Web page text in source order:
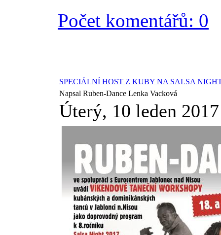
Počet komentářů: 0
SPECIÁLNÍ HOST Z KUBY NA SALSA
Napsal Ruben-Dance Lenka Vacková
Úterý, 10 leden 2017